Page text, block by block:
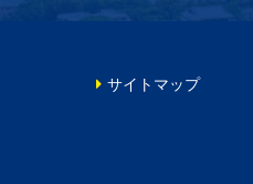
サイトマップ